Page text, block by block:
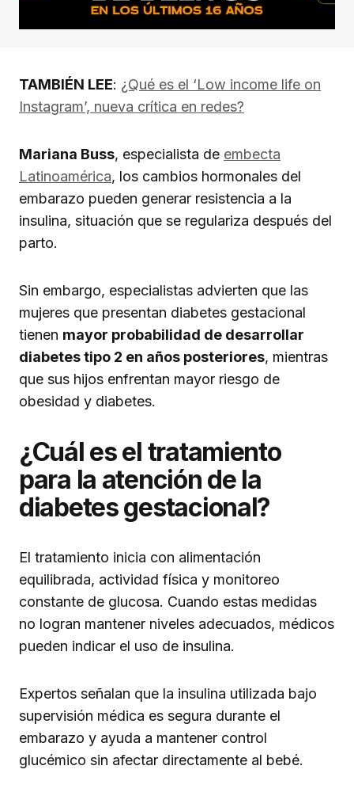
TAMBIÉN LEE: ¿Qué es el ‘Low income life on
Instagram’, nueva crítica en redes?
Mariana Buss, especialista de embecta
Latinoamérica, los cambios hormonales del
embarazo pueden generar resistencia a la
insulina, situación que se regulariza después del
parto.
Sin embargo, especialistas advierten que las
mujeres que presentan diabetes gestacional
tienen mayor probabilidad de desarrollar
diabetes tipo 2 en años posteriores, mientras
que sus hijos enfrentan mayor riesgo de
obesidad y diabetes.
¿Cuál es el tratamiento
para la atención de la
diabetes gestacional?
El tratamiento inicia con alimentación
equilibrada, actividad física y monitoreo
constante de glucosa. Cuando estas medidas
no logran mantener niveles adecuados, médicos
pueden indicar el uso de insulina.
Expertos señalan que la insulina utilizada bajo
supervisión médica es segura durante el
embarazo y ayuda a mantener control
glucémico sin afectar directamente al bebé.